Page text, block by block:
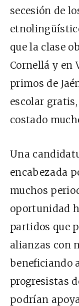
secesión de
que la clase
Cornellá y en
primos de
escolar
costado
Una
encabezada
muchos
oportunidad
partidos que
alianzas con
beneficiando
progresistas
podrían